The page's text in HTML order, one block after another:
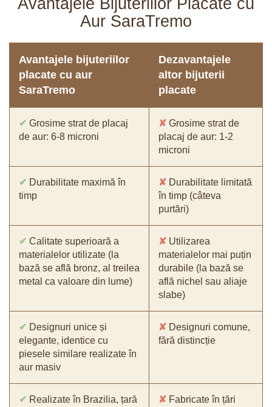
Avantajele Bijuteriilor Placate cu
Aur SaraTremo
Avantajele bijuteriilor
placate cu aur
SaraTremo
Dezavantajele
altor bijuterii
placate
✔ Grosime strat de placaj
de aur: 6-8 microni
✘ Grosime strat de
placaj de aur: 1-2
microni
✔ Durabilitate maximă în
timp
✘ Durabilitate limitată
în timp (câteva
purtări)
✔ Calitate superioară a
materialelor utilizate (la
bază se află bronz, al treilea
metal ca valoare din lume)
✘ Utilizarea
materialelor mai puțin
durabile (la bază se
află nichel sau aliaje
slabe)
✔ Designuri unice și
elegante, identice cu
piesele similare realizate în
aur masiv
✘ Designuri comune,
fără distincție
✔ Realizate în Brazilia, țară
✘ Fabricate în țări